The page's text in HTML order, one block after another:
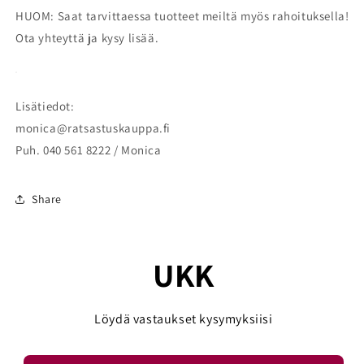
HUOM: Saat tarvittaessa tuotteet meiltä myös rahoituksella!
Ota yhteyttä ja kysy lisää.
Lisätiedot:
monica@ratsastuskauppa.fi
Puh. 040 561 8222 / Monica
Share
UKK
Löydä vastaukset kysymyksiisi